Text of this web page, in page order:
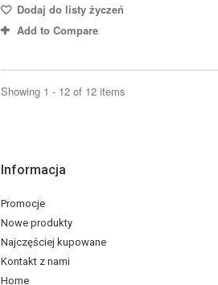
Dodaj do listy życzeń
Add to Compare
Showing 1 - 12 of 12 items
Informacja
Promocje
Nowe produkty
Najczęściej kupowane
Kontakt z nami
Home